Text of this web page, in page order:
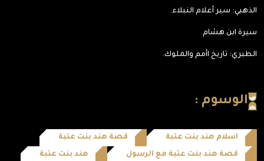
الذهبي: سير أعلام النبلاء.
سيرة ابن هشام.
الطبري: تاريخ اأمم والملوك.
الوسوم :
اسلام هند بنت عتبة قصة هند بنت عتبة
قصة هند بنت عتبة مع الرسول هند بنت عتبة